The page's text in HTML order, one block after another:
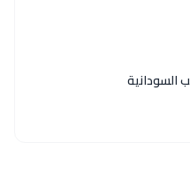
السودانية